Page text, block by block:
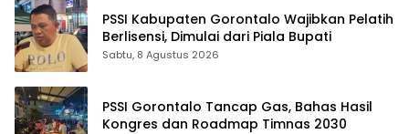
PSSI Kabupaten Gorontalo Wajibkan Pelatih
Berlisensi, Dimulai dari Piala Bupati
Sabtu, 8 Agustus 2026
PSSI Gorontalo Tancap Gas, Bahas Hasil
Kongres dan Roadmap Timnas 2030